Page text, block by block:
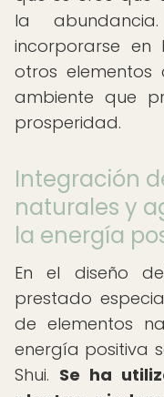
la
incorporarse
otros
ambiente que
prosperidad.
Integración
naturales y
la energía
En el diseño
prestado
de elementos
energía positiva
Shui. Se ha